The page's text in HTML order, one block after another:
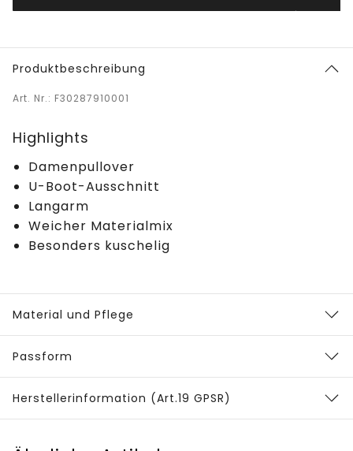
Produktbeschreibung
Art. Nr.: F30287910001
Highlights
Damenpullover
U-Boot-Ausschnitt
Langarm
Weicher Materialmix
Besonders kuschelig
Material und Pflege
Passform
Herstellerinformation (Art.19 GPSR)